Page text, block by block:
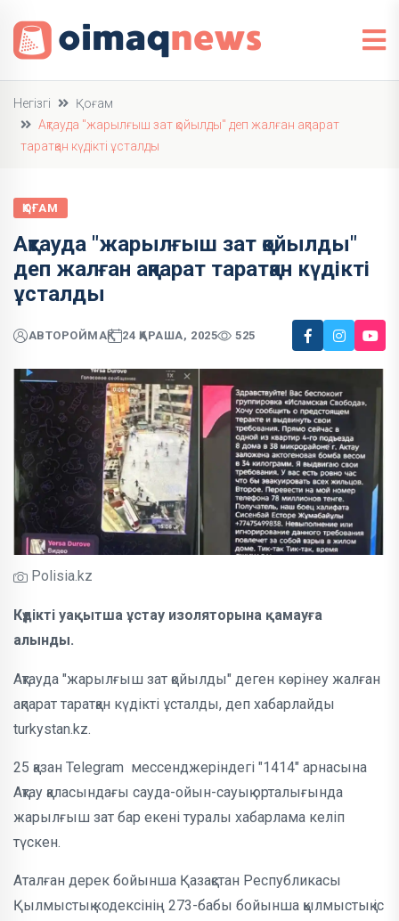
Негізгі
Қоғам
Ақтауда "жарылғыш зат қойылды" деп жалған ақпарат
таратқан күдікті ұсталды
ҚОҒАМ
Ақтауда "жарылғыш зат қойылды"
деп жалған ақпарат таратқан күдікті
ұсталды
АВТОРОЙМАҚ 24 ҚАРАША, 2025 525
Polisia.kz
Күдікті уақытша ұстау изоляторына қамауға
алынды.
Ақтауда "жарылғыш зат қойылды" деген көрінеу жалған
ақпарат таратқан күдікті ұсталды, деп хабарлайды
turkystan.kz.
25 қазан Telegram мессенджеріндегі "1414" арнасына
Ақтау қаласындағы сауда-ойын-сауық орталығында
жарылғыш зат бар екені туралы хабарлама келіп
түскен.
Аталған дерек бойынша Қазақстан Республикасы
Қылмыстық кодексінің 273-бабы бойынша қылмыстық іс